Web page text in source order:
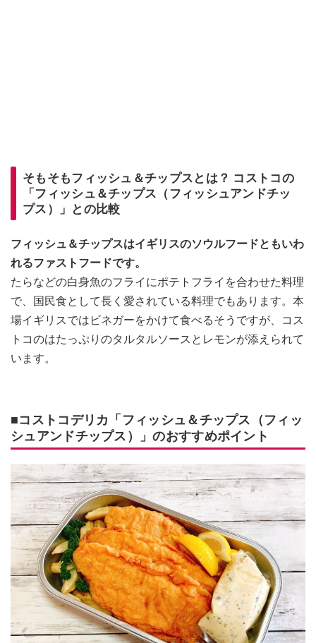
そもそもフィッシュ＆チップスとは？ コストコの
「フィッシュ＆チップス（フィッシュアンドチッ
プス）」との比較
フィッシュ＆チップスはイギリスのソウルフードともいわ
れるファストフードです。
たらなどの白身魚のフライにポテトフライを合わせた料理
で、国民食として長く愛されている料理でもあります。本
場イギリスではビネガーをかけて食べるそうですが、コス
トコのはたっぷりのタルタルソースとレモンが添えられて
います。
■コストコデリカ「フィッシュ＆チップス（フィッ
シュアンドチップス）」のおすすめポイント